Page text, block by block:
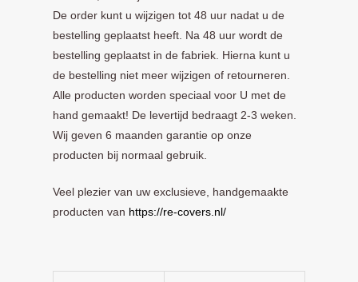
De order kunt u wijzigen tot 48 uur nadat u de
bestelling geplaatst heeft. Na 48 uur wordt de
bestelling geplaatst in de fabriek. Hierna kunt u
de bestelling niet meer wijzigen of retourneren.
Alle producten worden speciaal voor U met de
hand gemaakt! De levertijd bedraagt 2-3 weken.
Wij geven 6 maanden garantie op onze
producten bij normaal gebruik.
Veel plezier van uw exclusieve, handgemaakte
producten van https://re-covers.nl/